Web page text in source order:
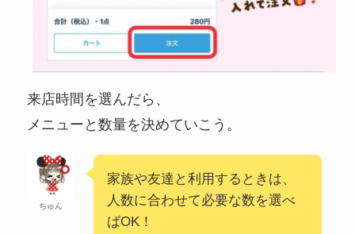
来店時間を選んだら、
メニューと数量を決めていこう。
ちゅん
家族や友達と利用するときは、
人数に合わせて必要な数を選べ
ばOK！